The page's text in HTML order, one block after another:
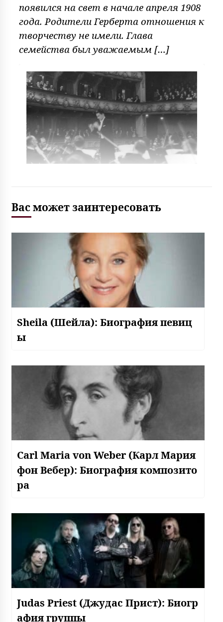
появился на свет в начале апреля 1908
года. Родители Герберта отношения к
творчеству не имели. Глава
семейства был уважаемым […]
Вас может заинтересовать
Sheila (Шейла): Биография певиц
ы
Carl Maria von Weber (Карл Мария
фон Вебер): Биография композито
ра
Judas Priest (Джудас Прист): Биогр
афия группы